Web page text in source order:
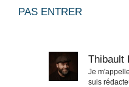
PAS ENTRER
Thibault
Je
suis